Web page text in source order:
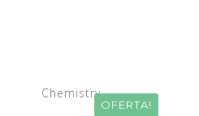
OFERTA!